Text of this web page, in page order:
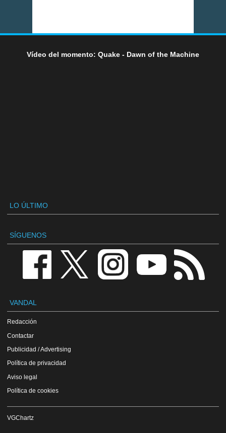
Vídeo del momento: Quake - Dawn of the Machine
LO ÚLTIMO
SÍGUENOS
VANDAL
Redacción
Contactar
Publicidad / Advertising
Política de privacidad
Aviso legal
Política de cookies
VGChartz